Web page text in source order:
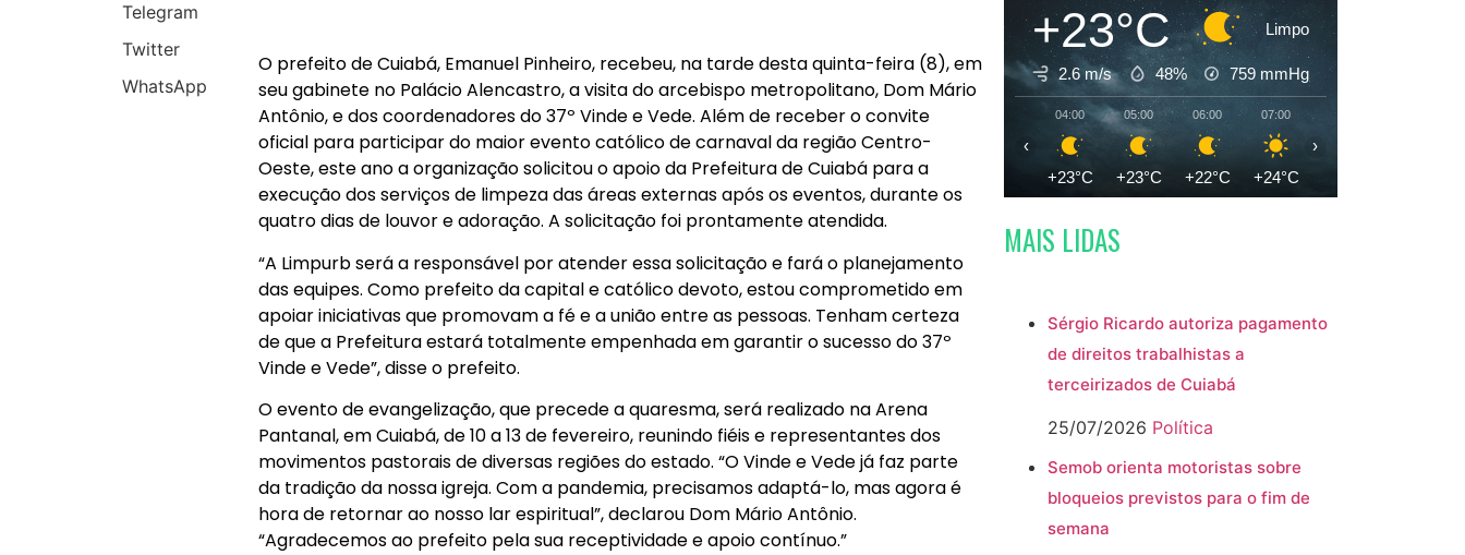
Telegram
Twitter
WhatsApp
O prefeito de Cuiabá, Emanuel Pinheiro, recebeu, na tarde desta quinta-feira (8), em
seu gabinete no Palácio Alencastro, a visita do arcebispo metropolitano, Dom Mário
Antônio, e dos coordenadores do 37º Vinde e Vede. Além de receber o convite
oficial para participar do maior evento católico de carnaval da região Centro-
Oeste, este ano a organização solicitou o apoio da Prefeitura de Cuiabá para a
execução dos serviços de limpeza das áreas externas após os eventos, durante os
quatro dias de louvor e adoração. A solicitação foi prontamente atendida.
“A Limpurb será a responsável por atender essa solicitação e fará o planejamento
das equipes. Como prefeito da capital e católico devoto, estou comprometido em
apoiar iniciativas que promovam a fé e a união entre as pessoas. Tenham certeza
de que a Prefeitura estará totalmente empenhada em garantir o sucesso do 37º
Vinde e Vede”, disse o prefeito.
O evento de evangelização, que precede a quaresma, será realizado na Arena
Pantanal, em Cuiabá, de 10 a 13 de fevereiro, reunindo fiéis e representantes dos
movimentos pastorais de diversas regiões do estado. “O Vinde e Vede já faz parte
da tradição da nossa igreja. Com a pandemia, precisamos adaptá-lo, mas agora é
hora de retornar ao nosso lar espiritual”, declarou Dom Mário Antônio.
“Agradecemos ao prefeito pela sua receptividade e apoio contínuo.”
+23°C Limpo
2.6 m/s 48% 759 mmHg
04:00
+23°C
05:00
+23°C
06:00
+22°C
07:00
+24°C
‹ ›
MAIS LIDAS
Sérgio Ricardo autoriza pagamento
de direitos trabalhistas a
terceirizados de Cuiabá
25/07/2026 Política
Semob orienta motoristas sobre
bloqueios previstos para o fim de
semana